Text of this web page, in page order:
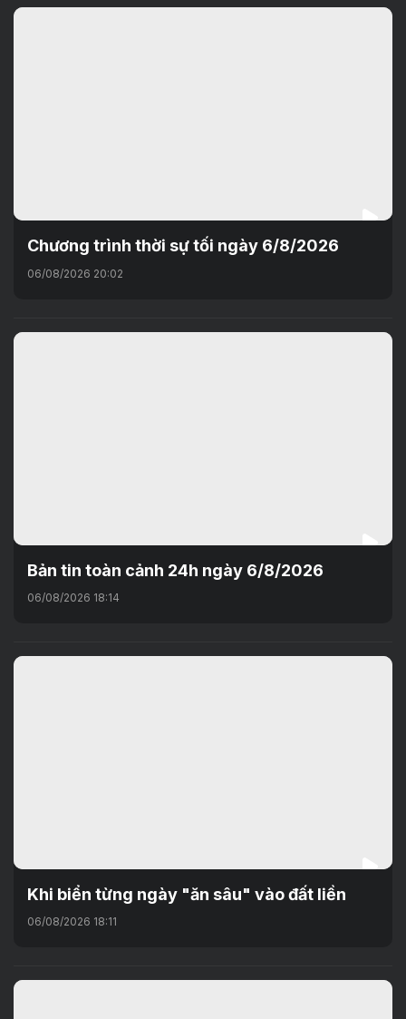
Chương trình thời sự tối ngày 6/8/2026
06/08/2026 20:02
Bản tin toàn cảnh 24h ngày 6/8/2026
06/08/2026 18:14
Khi biển từng ngày "ăn sâu" vào đất liền
06/08/2026 18:11